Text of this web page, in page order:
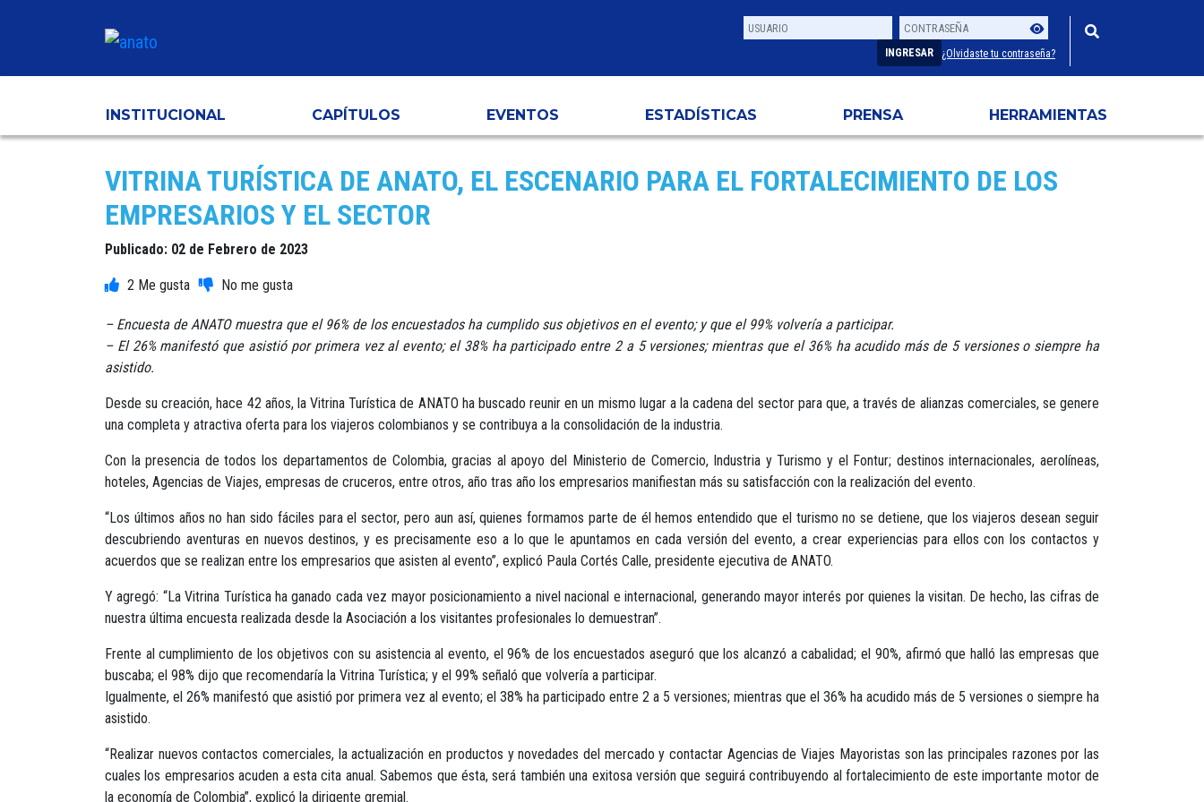
Usuario
Contraseña
INGRESAR ¿Olvidaste tu contraseña?
INSTITUCIONAL CAPÍTULOS EVENTOS ESTADÍSTICAS PRENSA HERRAMIENTAS
VITRINA TURÍSTICA DE ANATO, EL ESCENARIO PARA EL FORTALECIMIENTO DE LOS
EMPRESARIOS Y EL SECTOR
Publicado: 02 de Febrero de 2023
2
– Encuesta de ANATO muestra que el 96% de los encuestados ha cumplido sus objetivos en el evento; y que el 99% volvería a participar.
– El 26% manifestó que asistió por primera vez al evento; el 38% ha participado entre 2 a 5 versiones; mientras que el 36% ha acudido más de 5 versiones o siempre ha
asistido.
Desde su creación, hace 42 años, la Vitrina Turística de ANATO ha buscado reunir en un mismo lugar a la cadena del sector para que, a través de alianzas comerciales, se genere
una completa y atractiva oferta para los viajeros colombianos y se contribuya a la consolidación de la industria.
Con la presencia de todos los departamentos de Colombia, gracias al apoyo del Ministerio de Comercio, Industria y Turismo y el Fontur; destinos internacionales, aerolíneas,
hoteles, Agencias de Viajes, empresas de cruceros, entre otros, año tras año los empresarios manifiestan más su satisfacción con la realización del evento.
“Los últimos años no han sido fáciles para el sector, pero aun así, quienes formamos parte de él hemos entendido que el turismo no se detiene, que los viajeros desean seguir
descubriendo aventuras en nuevos destinos, y es precisamente eso a lo que le apuntamos en cada versión del evento, a crear experiencias para ellos con los contactos y
acuerdos que se realizan entre los empresarios que asisten al evento”, explicó Paula Cortés Calle, presidente ejecutiva de ANATO.
Y agregó: “La Vitrina Turística ha ganado cada vez mayor posicionamiento a nivel nacional e internacional, generando mayor interés por quienes la visitan. De hecho, las cifras de
nuestra última encuesta realizada desde la Asociación a los visitantes profesionales lo demuestran”.
Frente al cumplimiento de los objetivos con su asistencia al evento, el 96% de los encuestados aseguró que los alcanzó a cabalidad; el 90%, afirmó que halló las empresas que
buscaba; el 98% dijo que recomendaría la Vitrina Turística; y el 99% señaló que volvería a participar.
Igualmente, el 26% manifestó que asistió por primera vez al evento; el 38% ha participado entre 2 a 5 versiones; mientras que el 36% ha acudido más de 5 versiones o siempre ha
asistido.
“Realizar nuevos contactos comerciales, la actualización en productos y novedades del mercado y contactar Agencias de Viajes Mayoristas son las principales razones por las
cuales los empresarios acuden a esta cita anual. Sabemos que ésta, será también una exitosa versión que seguirá contribuyendo al fortalecimiento de este importante motor de
la economía de Colombia”, explicó la dirigente gremial.